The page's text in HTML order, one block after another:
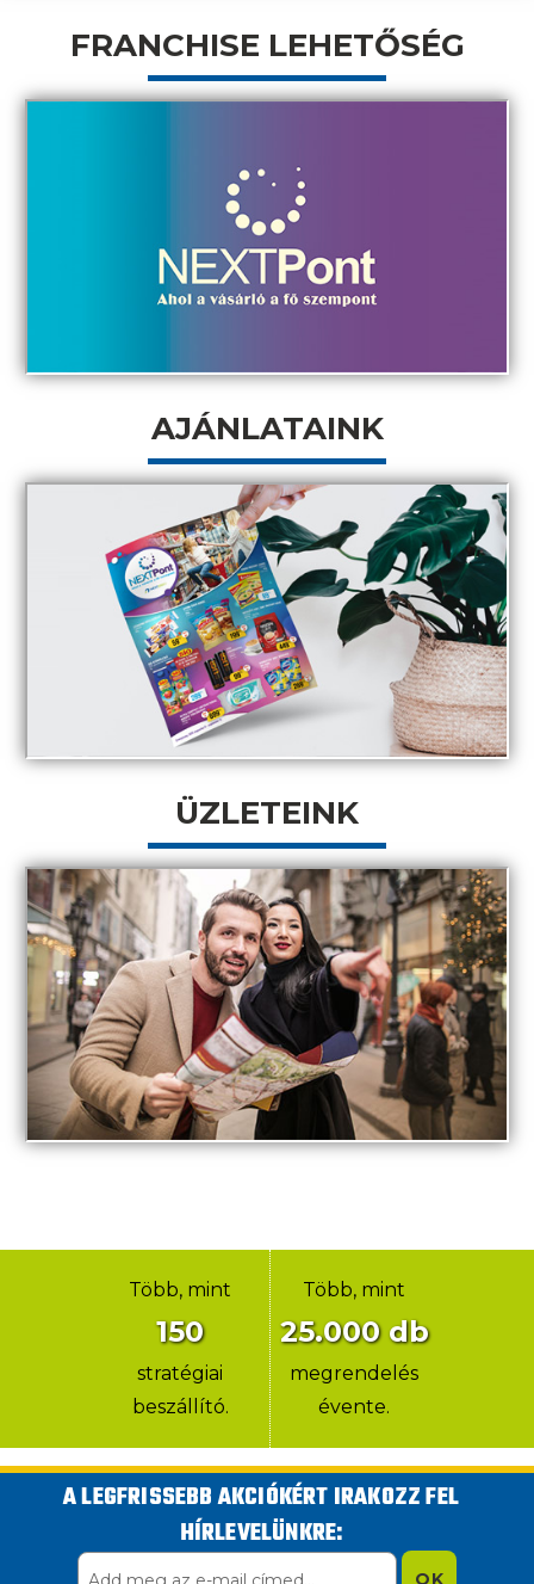
FRANCHISE LEHETŐSÉG
AJÁNLATAINK
ÜZLETEINK
Több, mint
150
stratégiai
beszállító.
Több, mint
25.000db
megrendelés
évente.
A LEGFRISSEBB AKCIÓKÉRT IRAKOZZ FEL
HÍRLEVELÜNKRE: